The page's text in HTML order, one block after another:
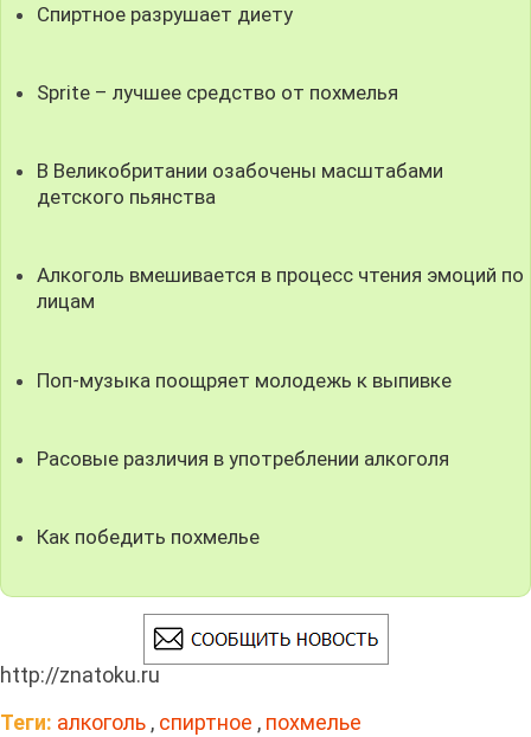
Спиртное разрушает диету
Sprite – лучшее средство от похмелья
В Великобритании озабочены масштабами
детского пьянства
Алкоголь вмешивается в процесс чтения эмоций по
лицам
Поп-музыка поощряет молодежь к выпивке
Расовые различия в употреблении алкоголя
Как победить похмелье
http://znatoku.ru
Теги: алкоголь , спиртное , похмелье